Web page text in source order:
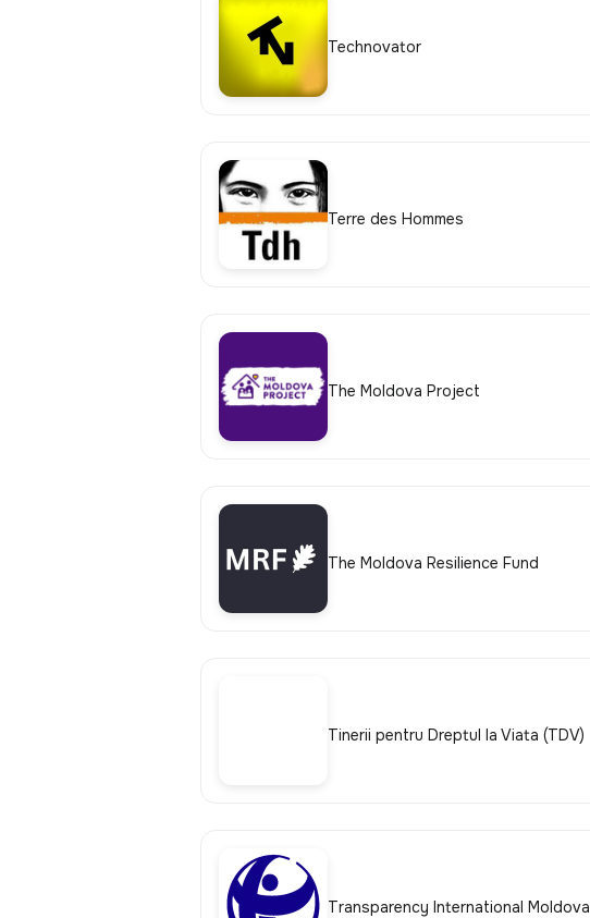
Technovator
Terre des Hommes
The Moldova Project
The Moldova Resilience Fund
Tinerii pentru Dreptul la Viata (TDV)
Transparency International Moldova